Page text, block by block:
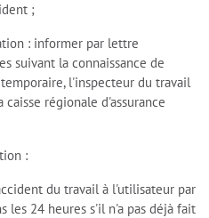
;
: informer par lettre
suivant la connaissance de
l'inspecteur du travail
régionale d'assurance
:
du travail à l'utilisateur par
les 24 heures s'il n'a pas déjà fait